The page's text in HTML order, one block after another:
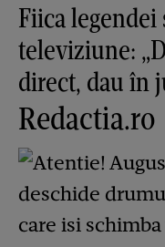
Fiica
televiziune:
direct, dau în
Redactia.ro